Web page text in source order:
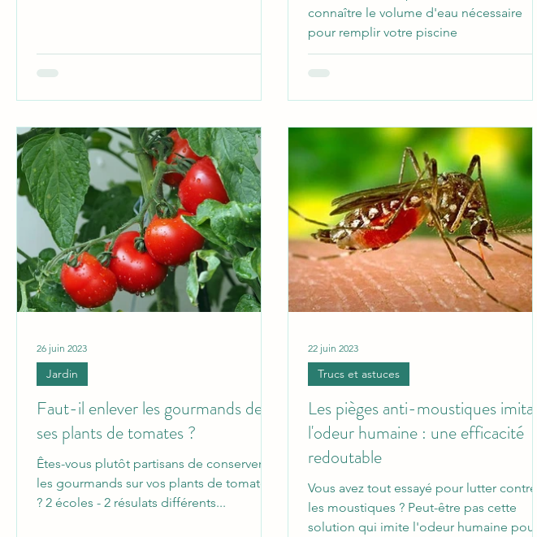
connaître le volume d'eau nécessaire
pour remplir votre piscine
Faut-il enlever les gourmands de
ses plants de tomates ?
Êtes-vous plutôt partisans de conserver
les gourmands sur vos plants de tomates
? 2 écoles - 2 résulats différents...
Jardin
26 juin 2023
Les pièges anti-moustiques imitant
l'odeur humaine : une efficacité
redoutable
Vous avez tout essayé pour lutter contre
les moustiques ? Peut-être pas cette
solution qui imite l'odeur humaine pour
Trucs et astuces
22 juin 2023